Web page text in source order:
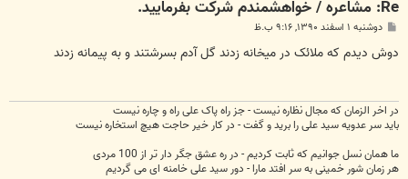
Re: مشاعره / خواهشمندم شرکت بفرماييد.
پ
ت
دوشنبه ۱ اسفند ۱۳۹۰, ۹:۱۶ ب.ظ
دوش دیدم که ملائک در میخانه زدند گل آدم بسرشتند و به پیمانه زدند
در اخر الزمان که مجال نظاره نیست - جز راه پاک علی راه و چاره نیست
باید سر عدویه سید علی را برید و گفت - در کار خیر حاجت هیچ استخاره نیست
ما همان نسل جوانیم که ثابت کردیم - در ره عشق جگر دار تر از 100 مردی
هر زمان شور خمینی به سر افتد مارا - دور سید علی خامنه ای می گردیم